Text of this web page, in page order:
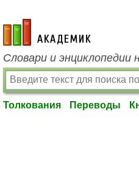
academic.ru
Словари и энциклопедии
Толкования Переводы